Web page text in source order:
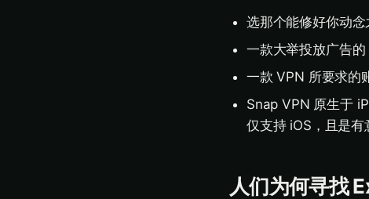
选那个能修好你动
一款大举投放广告
一款 VPN 所要求的
Snap VPN 原生于
仅支持 iOS，且是有
人们为何寻找